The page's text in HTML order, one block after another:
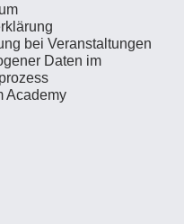
bei Veranstaltungen
Daten im
Academy